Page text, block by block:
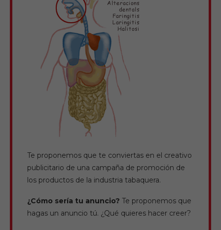
Te proponemos que te conviertas en el creativo
publicitario de una campaña de promoción de
los productos de la industria tabaquera.
¿Cómo sería tu anuncio? Te proponemos que
hagas un anuncio tú. ¿Qué quieres hacer creer?